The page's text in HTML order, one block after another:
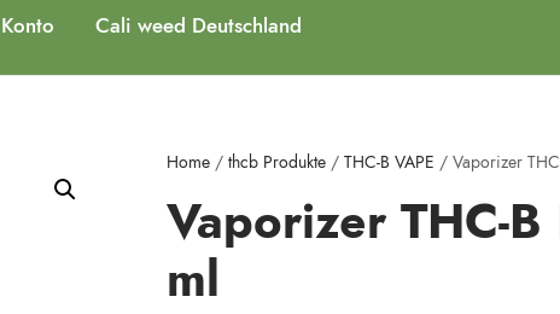
Cali weed Deutschland
Home/ thcb Produkte/ THC-B VAPE / Vaporizer
Vaporizer THC-
ml